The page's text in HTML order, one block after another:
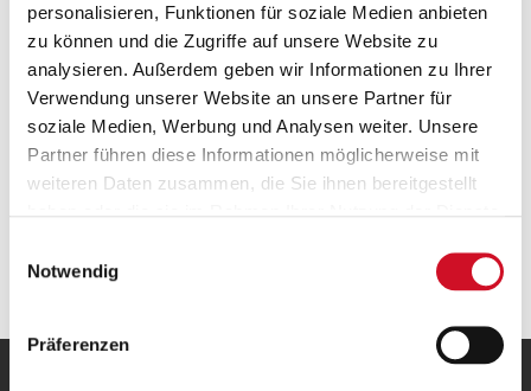
personalisieren, Funktionen für soziale Medien anbieten
zu können und die Zugriffe auf unsere Website zu
analysieren. Außerdem geben wir Informationen zu Ihrer
Verwendung unserer Website an unsere Partner für
soziale Medien, Werbung und Analysen weiter. Unsere
Partner führen diese Informationen möglicherweise mit
weiteren Daten zusammen, die Sie ihnen bereitgestellt
Notwendig
Präferenzen
Free standard shipping within Austriaon oders over
50 EUR.